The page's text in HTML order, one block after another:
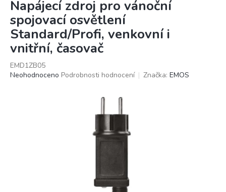
Napájecí zdroj pro vánoční
spojovací osvětlení
Standard/Profi, venkovní i
vnitřní, časovač
EMD1ZB05
Průměrné
Neohodnoceno Podrobnosti hodnocení Značka: EMOS